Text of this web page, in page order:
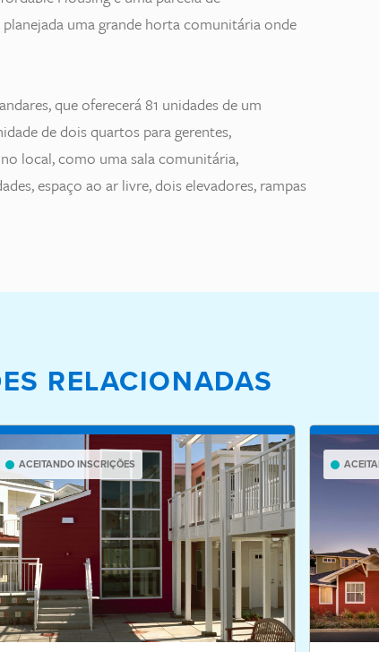
uma grande horta comunitária onde
que oferecerá 81 unidades de um
de dois quartos para gerentes,
local, como uma sala comunitária,
espaço ao ar livre, dois elevadores, rampas
RELACIONADAS
ACEITANDO INSCRIÇÕES